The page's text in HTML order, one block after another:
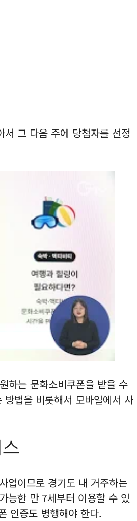
그 다음 주에 당첨자를 선정
하는 문화소비쿠폰을 받을 수
법을 비롯해서 모바일에서 사
업이므로 경기도 내 거주하는
능한 만 7세부터 이용할 수 있
인증도 병행해야 한다.